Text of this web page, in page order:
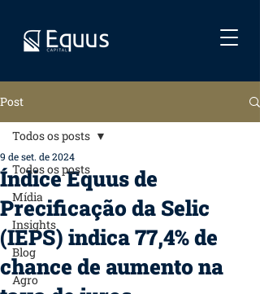
Post
Todos os posts
Mídia
Insights
Blog
Agro
Todos os posts
Índice Equus de
Precificação da Selic
(IEPS) indica 77,4% de
chance de aumento na
9 de set. de 2024